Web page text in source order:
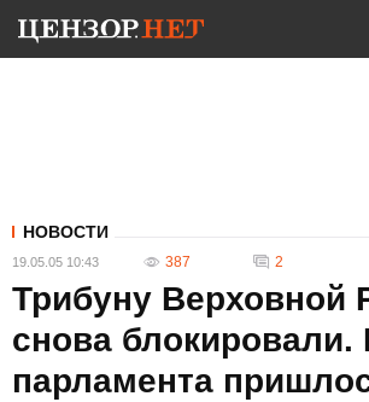
НОВОСТИ
19.05.05 10:43 387 2
Трибуну Верховной
снова блокировали.
парламента